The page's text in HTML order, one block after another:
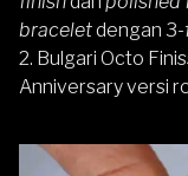
braceletdengan 3-
2. Bulgari Octo
Anniversary versi